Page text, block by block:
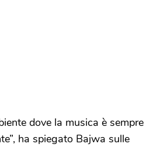
dove la musica è sempre
ha spiegato Bajwa sulle